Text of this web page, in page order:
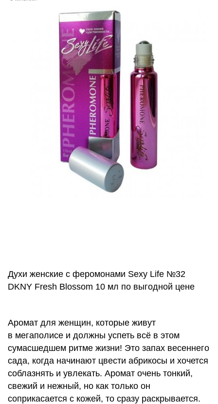
Духи женские с феромонами Sexy Life №32
DKNY Fresh Blossom 10 мл по выгодной цене
Аромат для женщин, которые живут
в мегаполисе и должны успеть всё в этом
сумасшедшем ритме жизни! Это запах весеннего
сада, когда начинают цвести абрикосы и хочется
соблазнять и увлекать. Аромат очень тонкий,
свежий и нежный, но как только он
соприкасается с кожей, то сразу раскрывается.